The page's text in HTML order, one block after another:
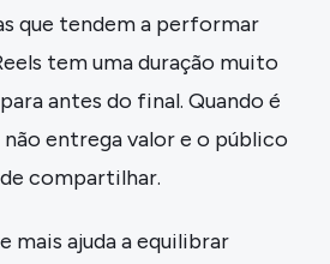
que tendem a performar
tem uma duração muito
antes do final. Quando é
entrega valor e o público
compartilhar.
mais ajuda a equilibrar